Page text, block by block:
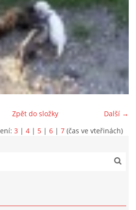
Další →
Zpět do složky
3 | 4 | 5 | 6 | 7 (čas ve vteřinách)